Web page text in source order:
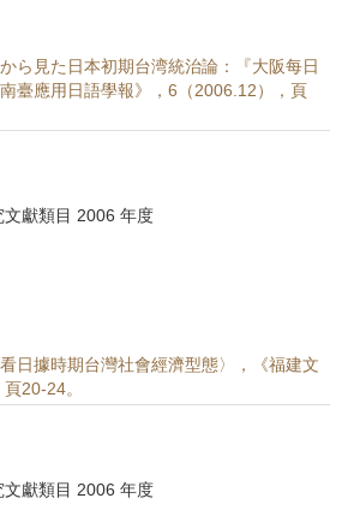
ら見た日本初期台湾統治論：『大阪每日
臺應用日語學報》，6（2006.12），頁
文獻類目 2006 年度
日據時期台灣社會經濟型態〉，《福建文
20-24。
文獻類目 2006 年度